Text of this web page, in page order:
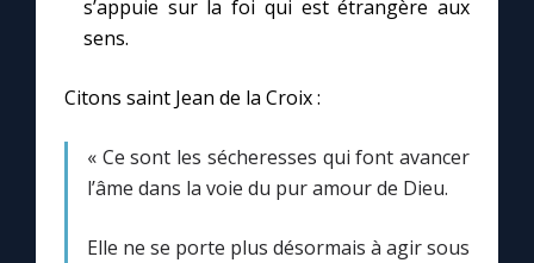
s’appuie sur la foi qui est étrangère aux
sens.
Citons saint Jean de la Croix :
« Ce sont les sécheresses qui font avancer
l’âme dans la voie du pur amour de Dieu.
Elle ne se porte plus désormais à agir sous